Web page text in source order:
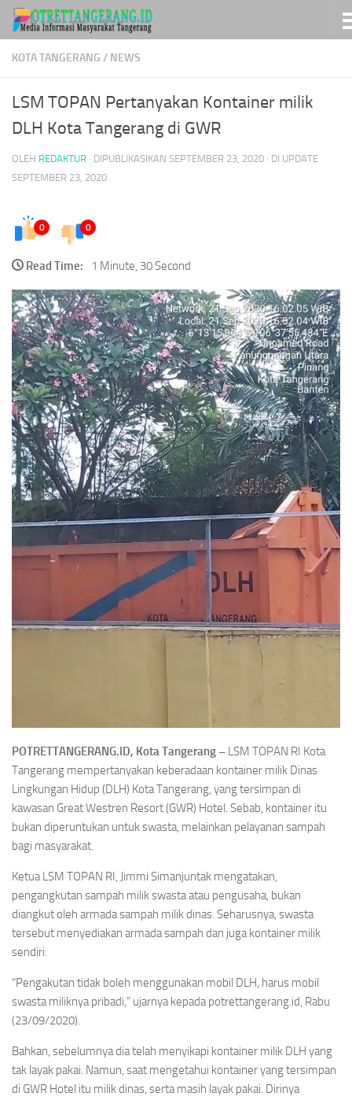
Skip to content
KOTA TANGERANG / NEWS
LSM TOPAN Pertanyakan Kontainer milik
DLH Kota Tangerang di GWR
OLEH REDAKTUR · DIPUBLIKASIKAN SEPTEMBER 23, 2020 · DI UPDATE
SEPTEMBER 23, 2020
0 0
Read Time: 1 Minute, 30 Second
POTRETTANGERANG.ID, Kota Tangerang – LSM TOPAN RI Kota
Tangerang mempertanyakan keberadaan kontainer milik Dinas
Lingkungan Hidup (DLH) Kota Tangerang, yang tersimpan di
kawasan Great Westren Resort (GWR) Hotel. Sebab, kontainer itu
bukan diperuntukan untuk swasta, melainkan pelayanan sampah
bagi masyarakat.
Ketua LSM TOPAN RI, Jimmi Simanjuntak mengatakan,
pengangkutan sampah milik swasta atau pengusaha, bukan
diangkut oleh armada sampah milik dinas. Seharusnya, swasta
tersebut menyediakan armada sampah dan juga kontainer milik
sendiri.
“Pengakutan tidak boleh menggunakan mobil DLH, harus mobil
swasta miliknya pribadi,” ujarnya kepada potrettangerang.id, Rabu
(23/09/2020).
Bahkan, sebelumnya dia telah menyikapi kontainer milik DLH yang
tak layak pakai. Namun, saat mengetahui kontainer yang tersimpan
di GWR Hotel itu milik dinas, serta masih layak pakai. Dirinya